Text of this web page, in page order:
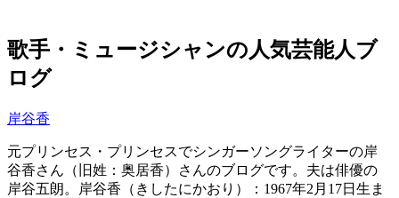
歌手・ミュージシャンの人気芸能人ブ
ログ
岸谷香
元プリンセス・プリンセスでシンガーソングライターの岸
谷香さん（旧姓：奥居香）さんのブログです。夫は俳優の
岸谷五朗。岸谷香（きしたにかおり）：1967年2月17日生ま